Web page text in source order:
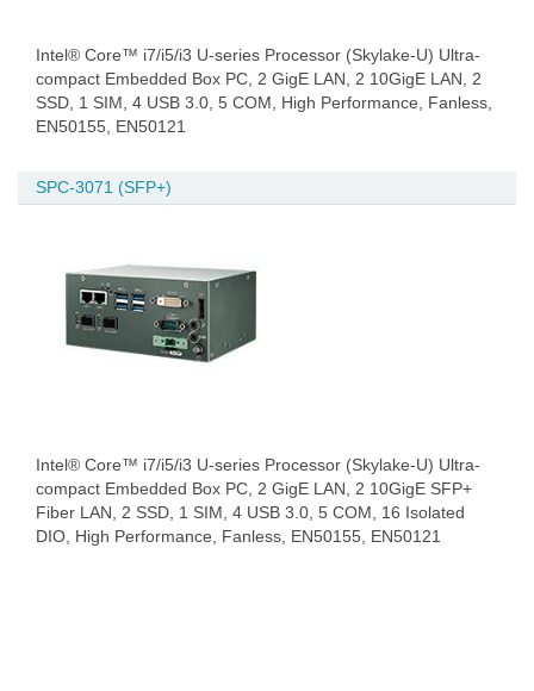
Intel® Core™ i7/i5/i3 U-series Processor (Skylake-U) Ultra-
compact Embedded Box PC, 2 GigE LAN, 2 10GigE LAN, 2
SSD, 1 SIM, 4 USB 3.0, 5 COM, High Performance, Fanless,
EN50155, EN50121
SPC-3071 (SFP+)
Intel® Core™ i7/i5/i3 U-series Processor (Skylake-U) Ultra-
compact Embedded Box PC, 2 GigE LAN, 2 10GigE SFP+
Fiber LAN, 2 SSD, 1 SIM, 4 USB 3.0, 5 COM, 16 Isolated
DIO, High Performance, Fanless, EN50155, EN50121